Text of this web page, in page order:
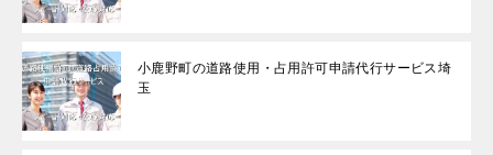
小鹿野町の道路使用・占用許可申請代行サービス埼
玉